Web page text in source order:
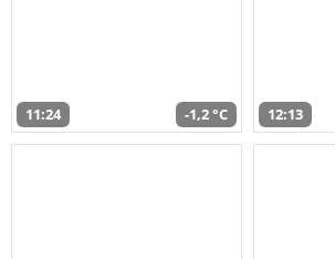
11:24 -1,2 °C 12:13